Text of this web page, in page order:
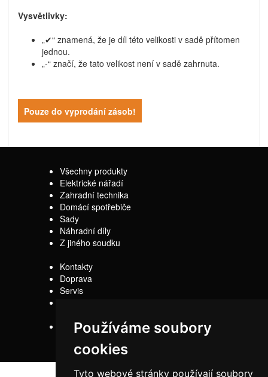
Používáme soubory
cookies
Tyto webové stránky používají soubory
Vysvětlivky:
„✔“ znamená, že je díl této velikosti v sadě přítomen
jednou.
„-“ značí, že tato velikost není v sadě zahrnuta.
Pouze do vyprodání zásob!
Všechny produkty
Elektrické nářadí
Zahradní technika
Domácí spotřebiče
Sady
Náhradní díly
Z jiného soudku
Kontakty
Doprava
Servis
Reklamační řád